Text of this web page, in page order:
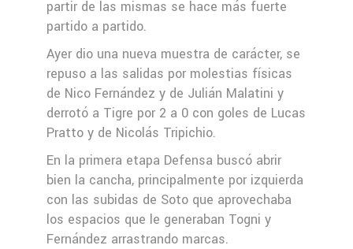
partir de las mismas se hace más fuerte
partido a partido.
Ayer dio una nueva muestra de carácter, se
repuso a las salidas por molestias físicas
de Nico Fernández y de Julián Malatini y
derrotó a Tigre por 2 a 0 con goles de Lucas
Pratto y de Nicolás Tripichio.
En la primera etapa Defensa buscó abrir
bien la cancha, principalmente por izquierda
con las subidas de Soto que aprovechaba
los espacios que le generaban Togni y
Fernández arrastrando marcas.